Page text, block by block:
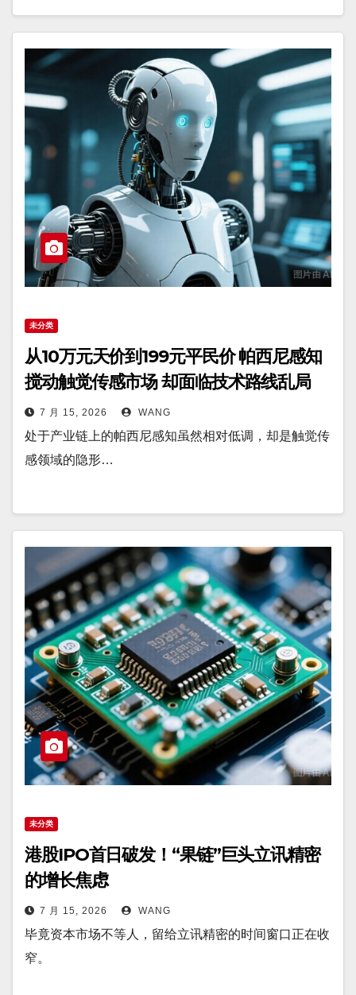
未分类
从10万元天价到199元平民价 帕西尼感知
搅动触觉传感市场 却面临技术路线乱局
7 月 15, 2026 WANG
处于产业链上的帕西尼感知虽然相对低调，却是触觉传
感领域的隐形…
未分类
港股IPO首日破发！“果链”巨头立讯精密
的增长焦虑
7 月 15, 2026 WANG
毕竟资本市场不等人，留给立讯精密的时间窗口正在收
窄。